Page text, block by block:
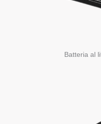
Batteria al